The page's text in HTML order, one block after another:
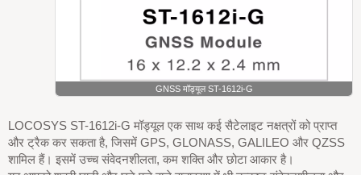
GNSS मॉड्यूल ST-1612i-G
LOCOSYS ST-1612i-G मॉड्यूल एक साथ कई सैटेलाइट नक्षत्रों को प्राप्त
और ट्रैक कर सकता है, जिसमें GPS, GLONASS, GALILEO और QZSS
शामिल हैं। इसमें उच्च संवेदनशीलता, कम शक्ति और छोटा आकार है।